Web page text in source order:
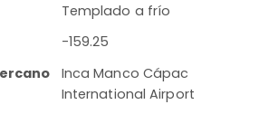
Templado a frío
-159.25
Inca Manco Cápac
International Airport